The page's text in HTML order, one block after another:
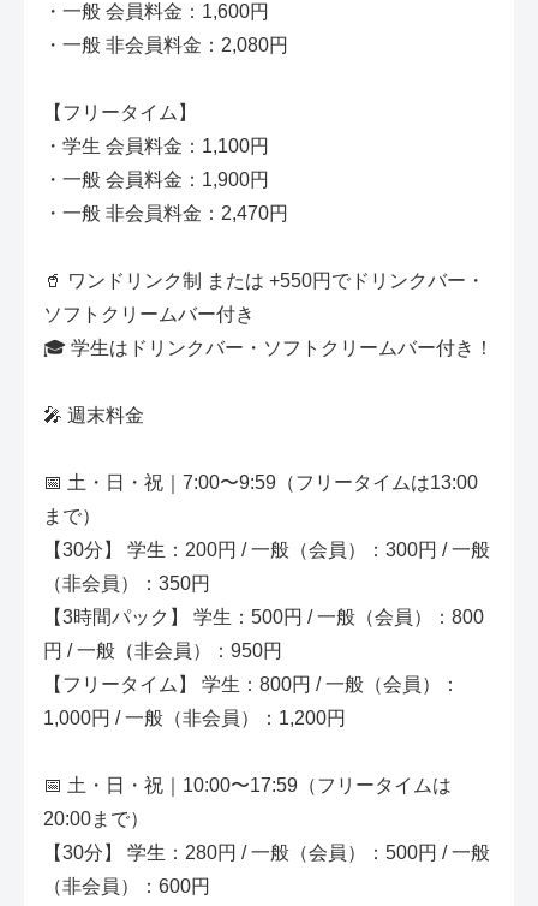
・一般 会員料金：1,600円
・一般 非会員料金：2,080円
【フリータイム】
・学生 会員料金：1,100円
・一般 会員料金：1,900円
・一般 非会員料金：2,470円
🥤 ワンドリンク制 または +550円でドリンクバー・
ソフトクリームバー付き
🎓 学生はドリンクバー・ソフトクリームバー付き！
🎤 週末料金
📅 土・日・祝｜7:00〜9:59（フリータイムは13:00
まで）
【30分】 学生：200円 / 一般（会員）：300円 / 一般
（非会員）：350円
【3時間パック】 学生：500円 / 一般（会員）：800
円 / 一般（非会員）：950円
【フリータイム】 学生：800円 / 一般（会員）：
1,000円 / 一般（非会員）：1,200円
📅 土・日・祝｜10:00〜17:59（フリータイムは
20:00まで）
【30分】 学生：280円 / 一般（会員）：500円 / 一般
（非会員）：600円